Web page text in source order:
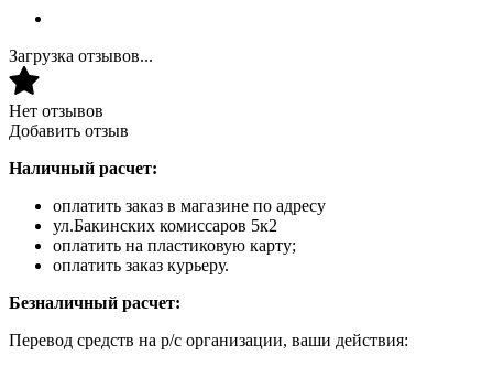
Загрузка отзывов...
Нет отзывов
Добавить отзыв
Наличный расчет:
оплатить заказ в магазине по адресу
ул.Бакинских комиссаров 5к2
оплатить на пластиковую карту;
оплатить заказ курьеру.
Безналичный расчет:
Перевод средств на р/с организации, ваши действия: